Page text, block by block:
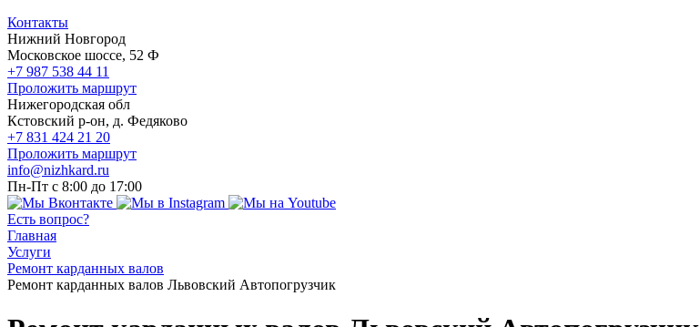
Контакты
Нижний Новгород
Московское шоссе, 52 Ф
+7 987 538 44 11
Проложить маршрут
Нижегородская обл
Кстовский р-он, д. Федяково
+7 831 424 21 20
Проложить маршрут
info@nizhkard.ru
Пн-Пт с 8:00 до 17:00
Есть вопрос?
Главная
Услуги
Ремонт карданных валов
Ремонт карданных валов Львовский Автопогрузчик